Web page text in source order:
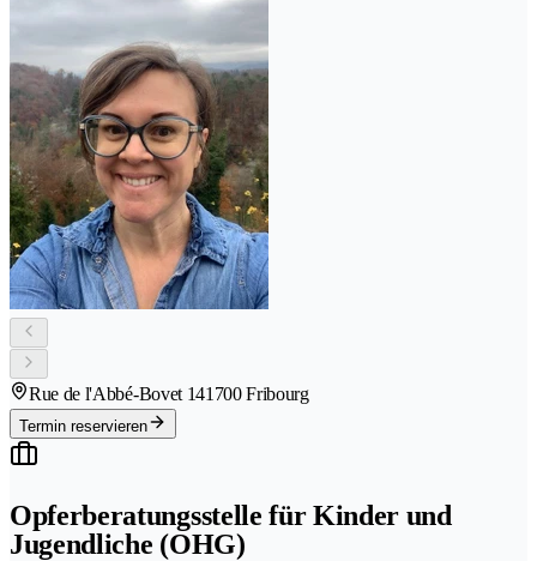
Rue de l'Abbé-Bovet 141700 Fribourg
Termin reservieren
Opferberatungsstelle für Kinder und
Jugendliche (OHG)